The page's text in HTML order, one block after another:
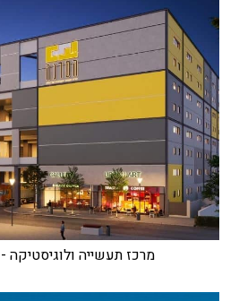
מרכז תעשייה ולוגיסטיקה